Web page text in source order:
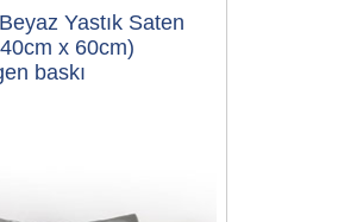
Yastık Saten
x 60cm)
baskı